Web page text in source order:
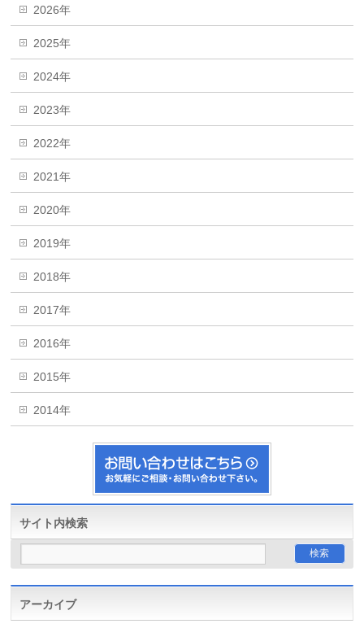
2026年
2025年
2024年
2023年
2022年
2021年
2020年
2019年
2018年
2017年
2016年
2015年
2014年
サイト内検索
アーカイブ